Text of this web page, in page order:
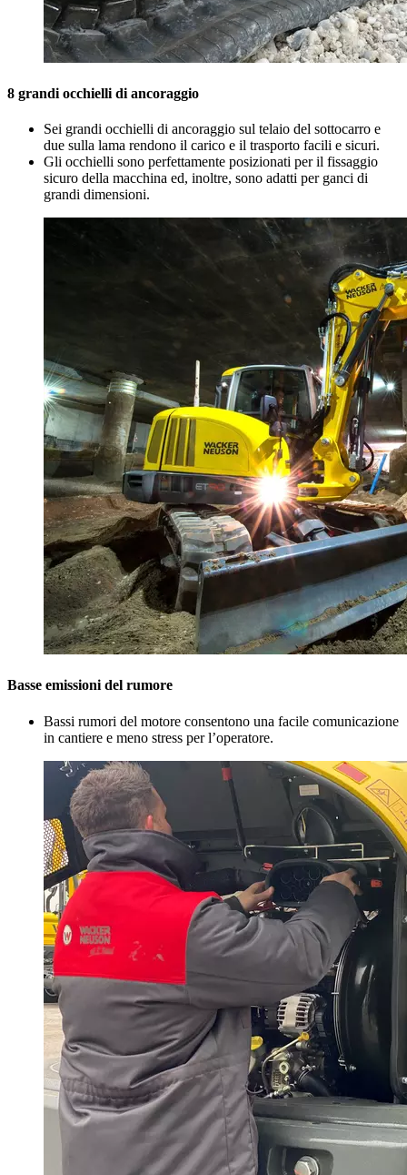
8 grandi occhielli di ancoraggio
Sei grandi occhielli di ancoraggio sul telaio del sottocarro e
due sulla lama rendono il carico e il trasporto facili e sicuri.
Gli occhielli sono perfettamente posizionati per il fissaggio
sicuro della macchina ed, inoltre, sono adatti per ganci di
grandi dimensioni.
Basse emissioni del rumore
Bassi rumori del motore consentono una facile comunicazione
in cantiere e meno stress per l’operatore.